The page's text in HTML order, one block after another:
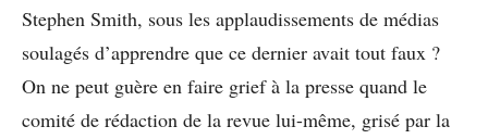
Stephen Smith, sous les applaudissements de médias
soulagés d’apprendre que ce dernier avait tout faux ?
On ne peut guère en faire grief à la presse quand le
comité de rédaction de la revue lui-même, grisé par la